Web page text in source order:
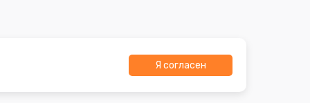
Разработано вЯ согласен